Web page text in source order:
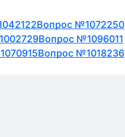
Вопрос №1072250
Вопрос №1096011
Вопрос №1018236